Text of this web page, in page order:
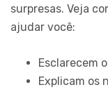
surpresas. Veja
ajudar você:
Esclarecem
Explicam os